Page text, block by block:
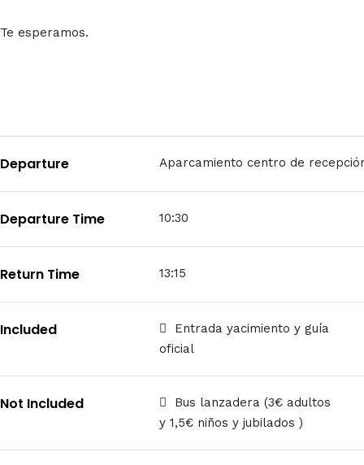
Te esperamos.
Departure Aparcamiento centro de
Departure Time 10:30
Return Time 13:15
Included
Entrada yacimiento y guía
oficial
Not Included
Bus lanzadera (3€ adultos
y 1,5€ niños y jubilados )